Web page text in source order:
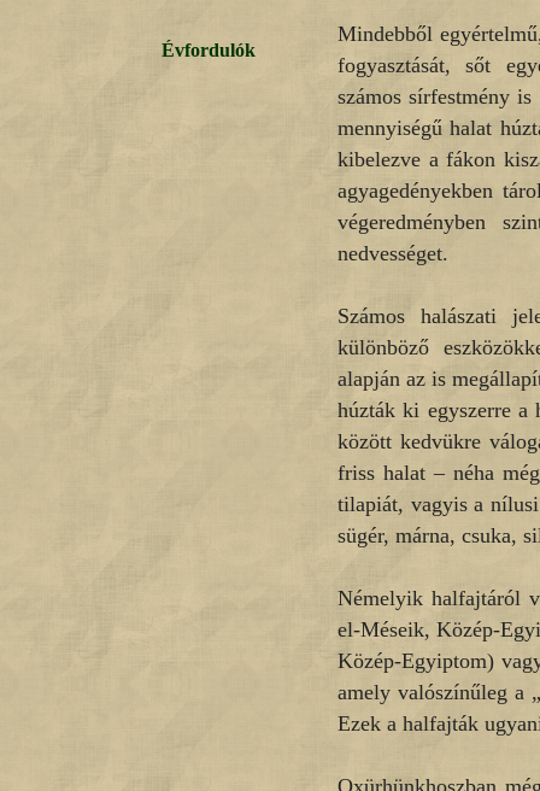
Évfordulók
Mindebből
fogyasztását, sőt
számos sírfestmény
mennyiségű halat
kibelezve a fákon
agyagedényekben
végeredményben
nedvességet.
Számos halászati
különböző
alapján az is
húzták ki egyszerre a
között kedvükre
friss halat – néha
tilapiát, vagyis a
sügér, márna, csuka,
Némelyik halfajtáról
el-Méseik, Közép-
Közép-Egyiptom)
amely valószínűleg a „
Ezek a halfajták
Oxürhünkhoszban